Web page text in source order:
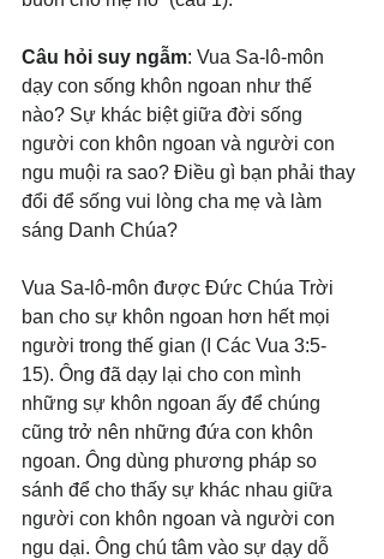
Câu hỏi suy ngẫm: Vua Sa-lô-môn
dạy con sống khôn ngoan như thế
nào? Sự khác biệt giữa đời sống
người con khôn ngoan và người con
ngu muội ra sao? Điều gì bạn phải thay
đổi để sống vui lòng cha mẹ và làm
sáng Danh Chúa?
Vua Sa-lô-môn được Đức Chúa Trời
ban cho sự khôn ngoan hơn hết mọi
người trong thế gian (I Các Vua 3:5-
15). Ông đã dạy lại cho con mình
những sự khôn ngoan ấy để chúng
cũng trở nên những đứa con khôn
ngoan. Ông dùng phương pháp so
sánh để cho thấy sự khác nhau giữa
người con khôn ngoan và người con
ngu dại. Ông chú tâm vào sự dạy dỗ